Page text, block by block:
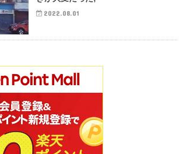
2022.08.01